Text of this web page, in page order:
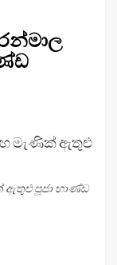
ඇතුළු පූජා භාණ්ඩ